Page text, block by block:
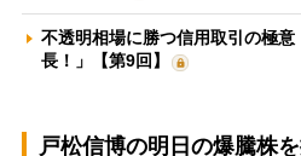
不透明相場に勝つ信用取引の極
長！」【第9回】
戸松信博の明日の爆騰株を